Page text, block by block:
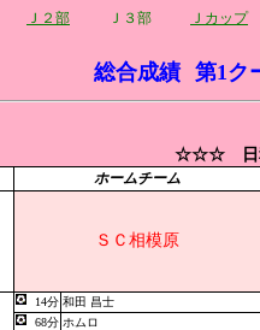
Ｊ２部 Ｊ３部 Ｊカップ
総合成績 第1ク
☆☆☆ 日
ホームチーム
ＳＣ相模原
14分 和田 昌士
68分 ホムロ